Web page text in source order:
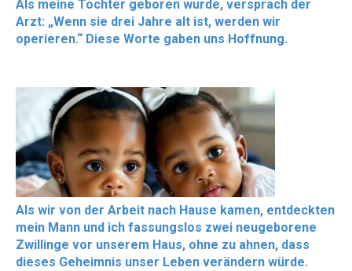
Als meine Tochter geboren wurde, versprach der
Arzt: „Wenn sie drei Jahre alt ist, werden wir
operieren.“ Diese Worte gaben uns Hoffnung.
Als wir von der Arbeit nach Hause kamen, entdeckten
mein Mann und ich fassungslos zwei neugeborene
Zwillinge vor unserem Haus, ohne zu ahnen, dass
dieses Geheimnis unser Leben verändern würde.